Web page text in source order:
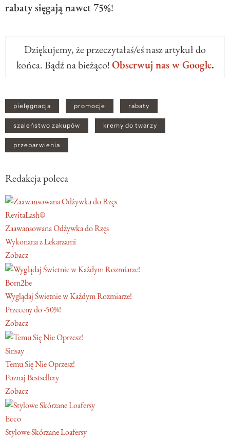
rabaty sięgają nawet 75%!
Dziękujemy, że przeczytałaś/eś nasz artykuł do
końca. Bądź na bieżąco!Obserwuj nas w Google.
pielęgnacja promocje rabaty
szaleństwo zakupów kremy do twarzy
przebarwienia
Redakcja poleca
RevitaLash®
Zaawansowana Odżywka do Rzęs
Wykonana z Lekarzami
Zobacz
Born2be
Wyglądaj Świetnie w Każdym Rozmiarze!
Przeceny do -50%!
Zobacz
Sinsay
Temu Się Nie Oprzesz!
Poznaj Bestsellery
Zobacz
Ecco
Stylowe Skórzane Loafersy